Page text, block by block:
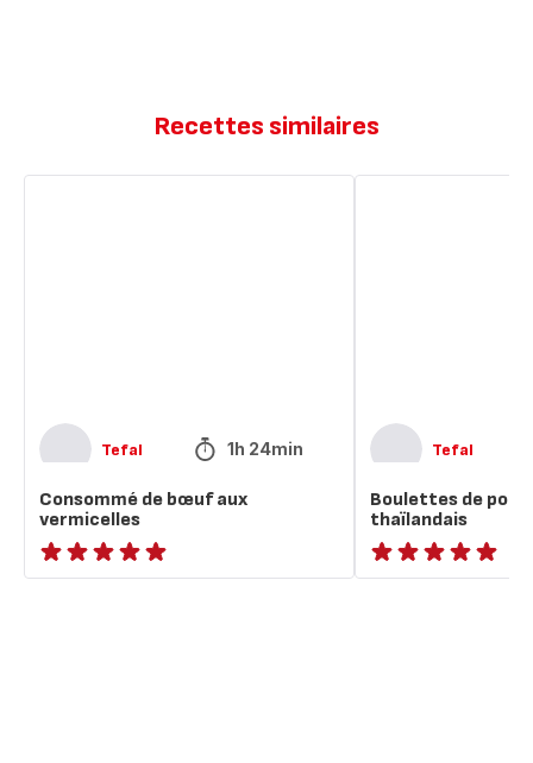
Recettes similaires
Tefal 1h 24min
Consommé de bœuf aux
vermicelles
ratings.NaN
Tefal
Boulettes de porc
thaïlandais
ratings.NaN